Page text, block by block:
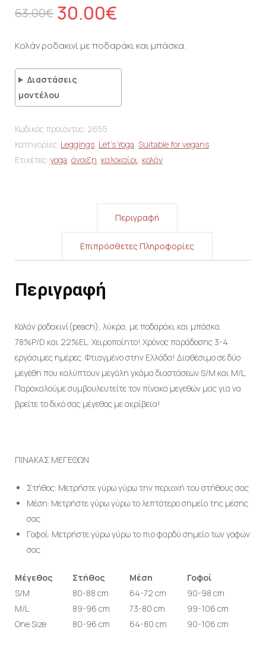
63.00€ 30.00€
Κολάν ροδακινί με ποδαράκι και μπάσκα.
Διαστάσεις
μοντέλου
Κωδικός προϊόντος: 2655
Κατηγορίες: Leggings, Let's Yoga, Suitable for vegans
Ετικέτες: yoga, άνοιξη, καλοκαίρι, κολάν
Περιγραφή
Επιπρόσθετες Πληροφορίες
Περιγραφή
Κολάν ροδακινί(peach), λύκρα, με ποδαράκι και μπάσκα.
78%P/D και 22%EL. Χειροποίητο! Χρόνος παράδοσης 3-4
εργάσιμες ημέρες. Φτιαγμένο στην Ελλάδα! Διαθέσιμο σε δύο
μεγέθη που καλύπτουν μεγάλη γκάμα διαστάσεων:S/M και M/L.
Παρακαλούμε συμβουλευτείτε τον πίνακα μεγεθών μας για να
βρείτε το δικό σας μέγεθος με ακρίβεια!
ΠΙΝΑΚΑΣ ΜΕΓΕΘΩΝ
Στήθος: Μετρήστε γύρω γύρω την περιοχή του στήθους σας
Μέση: Μετρήστε γύρω γύρω το λεπτότερο σημείο της μέσης
σας
Γοφοί: Μετρήστε γύρω γύρω το πιο φαρδύ σημείο των γοφών
σας
Μέγεθος Στήθος Μέση
Γοφοί
S/M
80-88 cm 64-72 cm
90-98 cm
M/L
89-96 cm 73-80 cm
99-106 cm
One Size
80-96 cm 64-80 cm 90-106 cm